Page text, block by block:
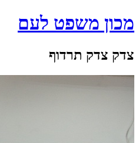
מכון משפט לעם
צדק צדק תרדוף